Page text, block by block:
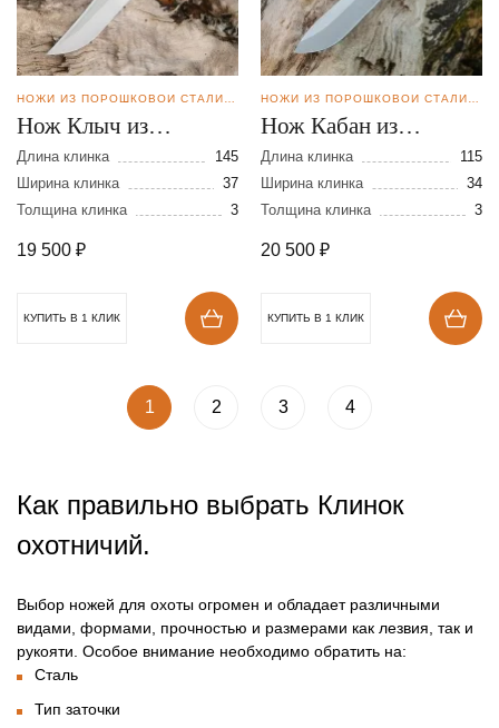
НОЖИ ИЗ ПОРОШКОВОЙ СТАЛИ BOHLER M398
Нож Клыч из
порошковой стали
М-398
Длина клинка
145
Ширина клинка
37
Толщина клинка
3
19 500 ₽
КУПИТЬ В 1 КЛИК
НОЖИ ИЗ ПОРОШКОВОЙ СТАЛИ BOHLER S390
Нож Кабан из
порошковой стали
S390
Длина клинка
115
Ширина клинка
34
Толщина клинка
3
20 500 ₽
КУПИТЬ В 1 КЛИК
1 2 3 4
Как правильно выбрать Клинок
охотничий.
Выбор ножей для охоты огромен и обладает различными
видами, формами, прочностью и размерами как лезвия, так и
рукояти. Особое внимание необходимо обратить на:
Сталь
Тип заточки